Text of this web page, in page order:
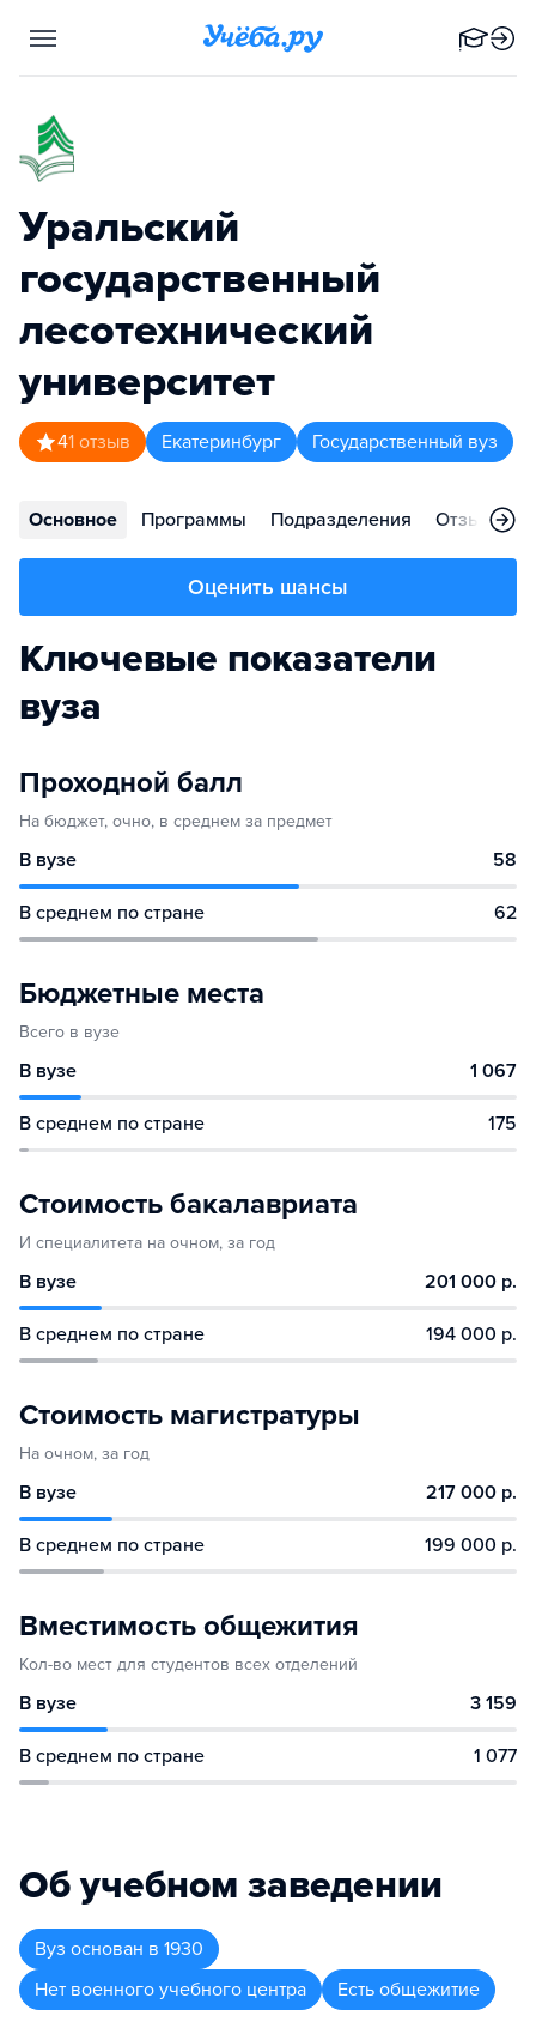
Уральский
государственный
лесотехнический
университет
41 отзыв Екатеринбург Государственный вуз
Основное Программы Подразделения Отзывы
Оценить шансы
Ключевые показатели
вуза
Проходной балл
На бюджет, очно, в среднем за предмет
В вузе 58
В среднем по стране 62
Бюджетные места
Всего в вузе
В вузе 1 067
В среднем по стране 175
Стоимость бакалавриата
И специалитета на очном, за год
В вузе 201 000 р.
В среднем по стране 194 000 р.
Стоимость магистратуры
На очном, за год
В вузе 217 000 р.
В среднем по стране 199 000 р.
Вместимость общежития
Кол-во мест для студентов всех отделений
В вузе 3 159
В среднем по стране 1 077
Об учебном заведении
Вуз основан в 1930
Нет военного учебного центра
Есть общежитие